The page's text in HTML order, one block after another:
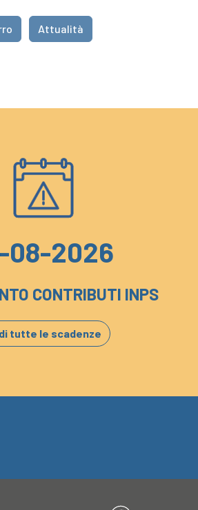
Attualità
08-2026
CONTRIBUTI INPS
tutte le scadenze